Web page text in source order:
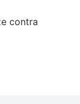
contra